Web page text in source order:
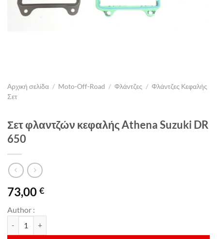
Αρχική σελίδα / Moto-Off-Road / Φλάντζες / Φλάντζες Κεφαλής
Σετ
Σετ φλαντζών κεφαλής Athena Suzuki DR
650
73,00 €
Author :